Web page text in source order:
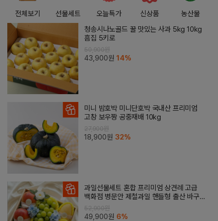
전체보기 선물세트 오늘특가 신상품
농산물
청송시나노골드 꿀 맛있는 사과 5kg 10kg
흠집 5키로
50,900원
43,900원 14%
미니 밤호박 미니단호박 국내산 프리미엄
고창 보우짱 공중재배 10kg
27,900원
18,900원 32%
과일선물세트 혼합 프리미엄 상견례 고급
백화점 병문안 제철과일 핸들형 출산 바구
니 망고선물
52,900원
49,900원 6%